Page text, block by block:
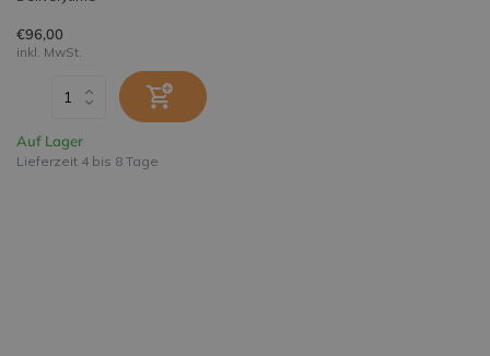
€96,00
inkl. MwSt.
Auf Lager
Lieferzeit 4 bis 8 Tage